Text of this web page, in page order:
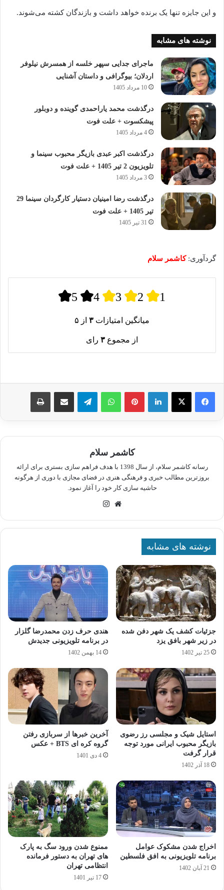
و این جایزه تنها یک برنده خواهد داشت و بازندگان کشته می‌شوند.
نوشته های مشابه
ماجرای جدایی سپهر خلسه از همسرش نیلوفر
اردلان؛ بیوگرافی و داستان آشنایی
10 مرداد 1405
درگذشت محمد یاراحمدی گوینده و دوبلور
پیشکسوت + علت فوت
4 مرداد 1405
درگذشت اکبر عبدی بازیگر محبوب سینما و
تلویزیون 2 تیر 1405 + علت فوت
3 مرداد 1405
درگذشت رضا امینیان دستیار کارگردان سینما 29
تیر 1405 + علت فوت
31 تیر 1405
گردآوری:کاشمر سلام
5 4 3 2 1
میانگین امتیازات ۳ از ۵
از مجموع ۳ رای
لینکدین پینترستواتس آپ تلگرام اشتراک گذاری از طریق ایمیل چاپ
کاشمر سلام
رسانه کاشمر سلام، از سال 1398 با هدف فراهم سازی بستری برای ارائه
بروزترین مطالب خبری و فرهنگی هنری در فضای مجازی با دوری از هرگونه
حاشیه سازی کار خود را آغاز نمود.
وبسایت
نوشته های مشابه
جزئیات کشف یک شهر دفن شده
در زیر شهر بافق یزد
25 تیر 1402
هندی حرف زدن محمدرضا گلزار
در برنامه تلویزیونی جدیدش
14 بهمن 1402
استایل شیک و مجلسی رز رضوی
بازیگر محبوب ایرانی مورد توجه
قرار گرفت
18 آذر 1402
آخرین خبرها از سربازی رفتن
گروه کره ای BTS + عکس
4 دی 1401
اخراج شدن مشکوک عوامل
برنامه تلویزیونی به افق فلسطین
21 آبان 1402
ممنوع شدن ورود سگ به پارک
های تهران به دستور فرمانده
انتظامی تهران
17 تیر 1401